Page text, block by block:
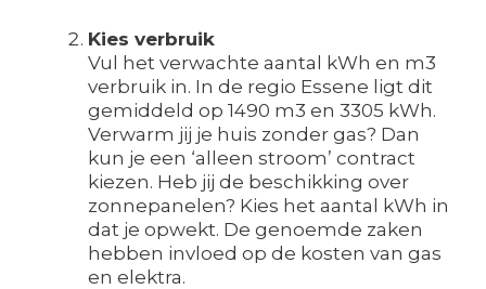
Kies verbruik
Vul het verwachte aantal kWh en m3
verbruik in. In de regio Essene ligt dit
gemiddeld op 1490 m3 en 3305 kWh.
Verwarm jij je huis zonder gas? Dan
kun je een ‘alleen stroom’ contract
kiezen. Heb jij de beschikking over
zonnepanelen? Kies het aantal kWh in
dat je opwekt. De genoemde zaken
hebben invloed op de kosten van gas
en elektra.